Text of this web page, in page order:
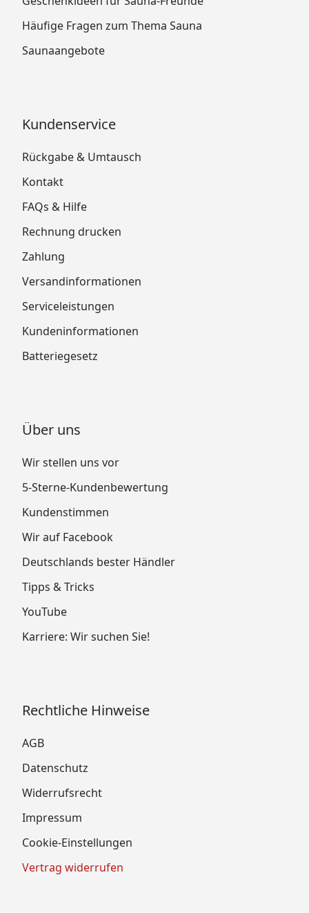
Häufige Fragen zum Thema Sauna
Saunaangebote
Kundenservice
Rückgabe & Umtausch
Kontakt
FAQs & Hilfe
Rechnung drucken
Zahlung
Versandinformationen
Serviceleistungen
Kundeninformationen
Batteriegesetz
Über uns
Wir stellen uns vor
5-Sterne-Kundenbewertung
Kundenstimmen
Wir auf Facebook
Deutschlands bester Händler
Tipps & Tricks
YouTube
Karriere: Wir suchen Sie!
Rechtliche Hinweise
AGB
Datenschutz
Widerrufsrecht
Impressum
Cookie-Einstellungen
Vertrag widerrufen